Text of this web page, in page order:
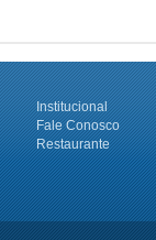
Institucional
Fale Conosco
Restaurante